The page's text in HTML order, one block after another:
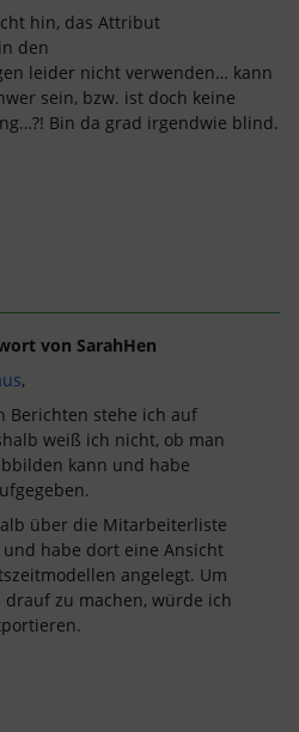
hin, das Attribut
den
leider nicht verwenden… kann
sein, bzw. ist doch keine
Bin da grad irgendwie blind.
von SarahHen
,
Berichten stehe ich auf
weiß ich nicht, ob man
kann und habe
über die Mitarbeiterliste
und habe dort eine Ansicht
angelegt. Um
drauf zu machen, würde ich